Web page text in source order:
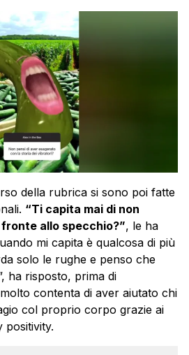
della rubrica si sono poi fatte
“Ti capita mai di non
allo specchio?”, le ha
mi capita è qualcosa di più
solo le rughe e penso che
ha risposto, prima di
contenta di aver aiutato chi
col proprio corpo grazie ai
positivity.